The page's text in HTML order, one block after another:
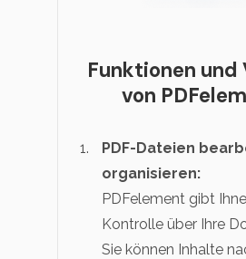
Funktionen und
von
PDF-Dateien
organisieren:
PDFelement gibt
Kontrolle über Ihre
Sie können Inhalte